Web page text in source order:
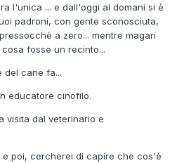
l'unica ... e dall'oggi al domani si è
padroni, con gente sconosciuta,
a zero... mentre magari
fosse un recinto...
del cane fa...
educatore cinofilo.
visita dal veterinario e
e poi, cercherei di capire che cos'è